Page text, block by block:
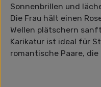
Sonnenbrillen und
Die Frau hält einen
Wellen plätschern
Karikatur ist ideal für
romantische Paare, die